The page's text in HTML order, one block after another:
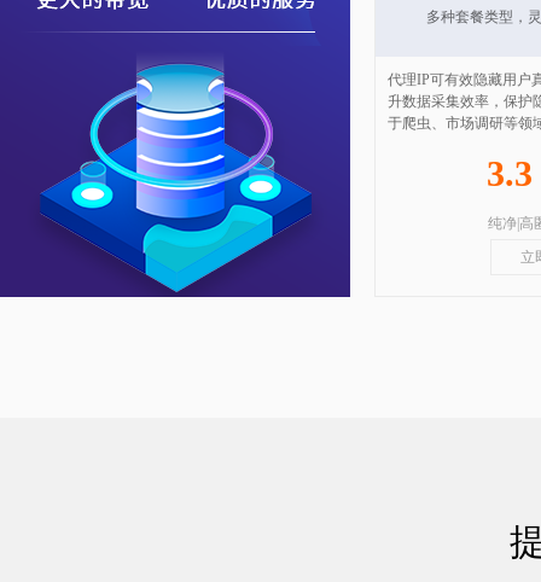
多种套餐类型，
代理IP可有效隐藏用户
升数据采集效率，保护
于爬虫、市场调研等领
3.3
纯净|高
立